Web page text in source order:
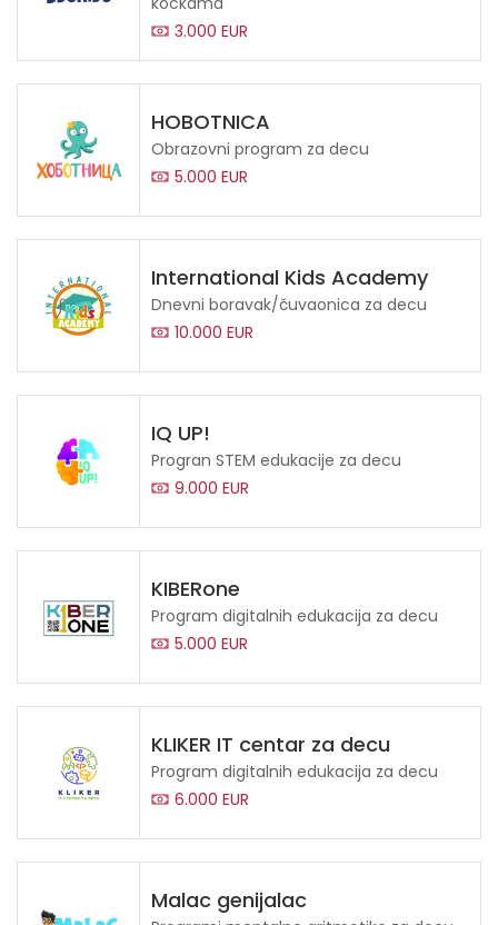
3.000 EUR
HOBOTNICA
Obrazovni program za decu
5.000 EUR
International Kids Academy
Dnevni boravak/čuvaonica za decu
10.000 EUR
IQ UP!
Progran STEM edukacije za decu
9.000 EUR
KIBERone
Program digitalnih edukacija za decu
5.000 EUR
KLIKER IT centar za decu
Program digitalnih edukacija za decu
6.000 EUR
Malac genijalac